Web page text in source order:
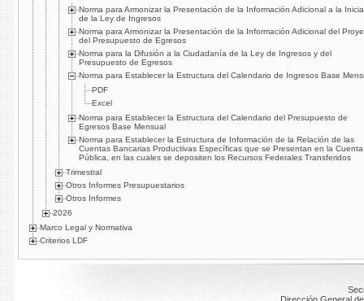
Norma para Armonizar la Presentación de la Información Adicional a la
de la Ley de Ingresos
Norma para Armonizar la Presentación de la Información Adicional del
del Presupuesto de Egresos
Norma para la Difusión a la Ciudadanía de la Ley de Ingresos y del
Presupuesto de Egresos
Norma para Establecer la Estructura del Calendario de Ingresos Base
PDF
Excel
Norma para Establecer la Estructura del Calendario del Presupuesto de
Egresos Base Mensual
Norma para Establecer la Estructura de Información de la Relación de las
Cuentas Bancarias Productivas Específicas que se Presentan en la Cuenta
Pública, en las cuales se depositen los Recursos Federales Transferidos
Trimestral
Otros Informes Presupuestarios
Otros Informes
2026
Marco Legal y Normativa
Criterios LDF